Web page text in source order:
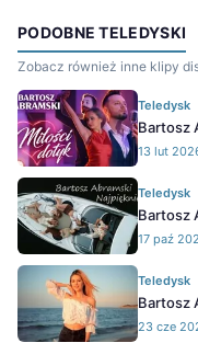
PODOBNE TELEDYSKI
Zobacz również inne klipy
Teledysk
Bartosz
13 lut
Teledysk
Bartosz
17 paź
Teledysk
Bartosz
23 cze